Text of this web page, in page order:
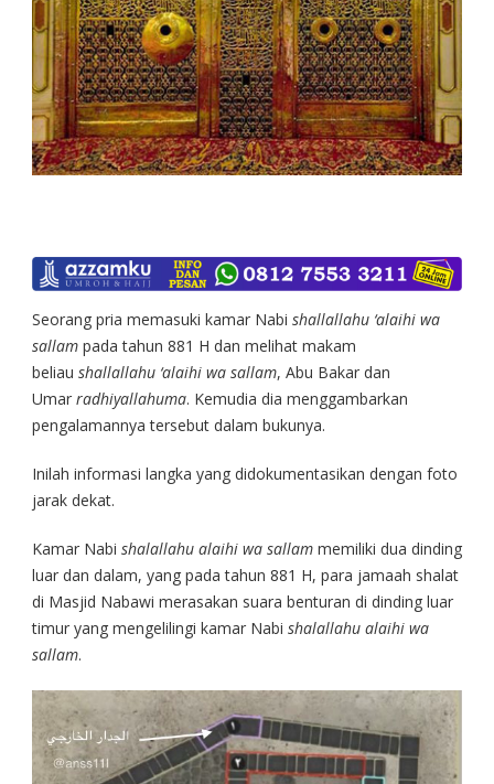
Seorang pria memasuki kamar Nabi shallallahu ‘alaihi wa
sallam pada tahun 881 H dan melihat makam
beliau shallallahu ‘alaihi wa sallam, Abu Bakar dan
Umar radhiyallahuma. Kemudia dia menggambarkan
pengalamannya tersebut dalam bukunya.
Inilah informasi langka yang didokumentasikan dengan foto
jarak dekat.
Kamar Nabi shalallahu alaihi wa sallam memiliki dua dinding
luar dan dalam, yang pada tahun 881 H, para jamaah shalat
di Masjid Nabawi merasakan suara benturan di dinding luar
timur yang mengelilingi kamar Nabi shalallahu alaihi wa
sallam.